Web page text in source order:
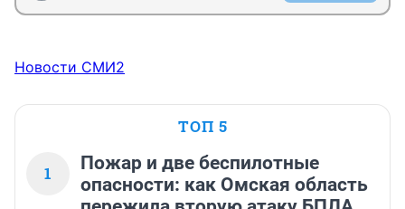
Новости СМИ2
ТОП 5
1
Пожар и две беспилотные
опасности: как Омская область